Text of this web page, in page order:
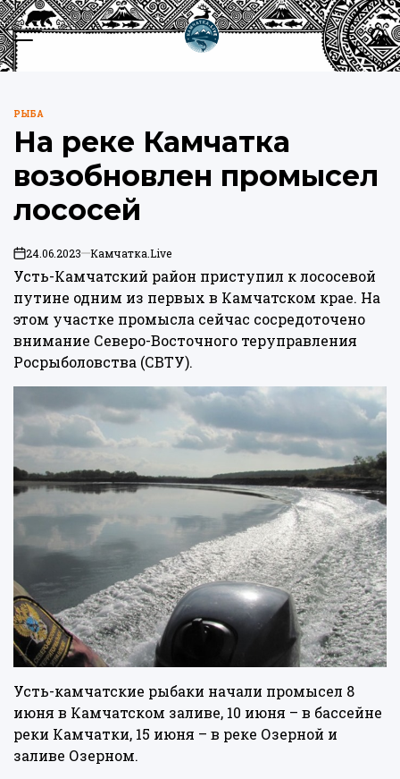
Перейти
к
содержимому
Меню
ОПУБЛИКОВАНО
В
РЫБА
На реке Камчатка
возобновлен промысел
лососей
on24.06.2023 Камчатка.Live
Усть-Камчатский район приступил к лососевой
путине одним из первых в Камчатском крае. На
этом участке промысла сейчас сосредоточено
внимание Северо-Восточного теруправления
Росрыболовства (СВТУ).
Усть-камчатские рыбаки начали промысел 8
июня в Камчатском заливе, 10 июня – в бассейне
реки Камчатки, 15 июня – в реке Озерной и
заливе Озерном.